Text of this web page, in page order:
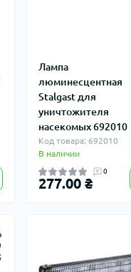
Лампа
люминесцентная
Stalgast для
уничтожителя
насекомых 692010
Код товара: 692010
В наличии
0
277.00 ₴